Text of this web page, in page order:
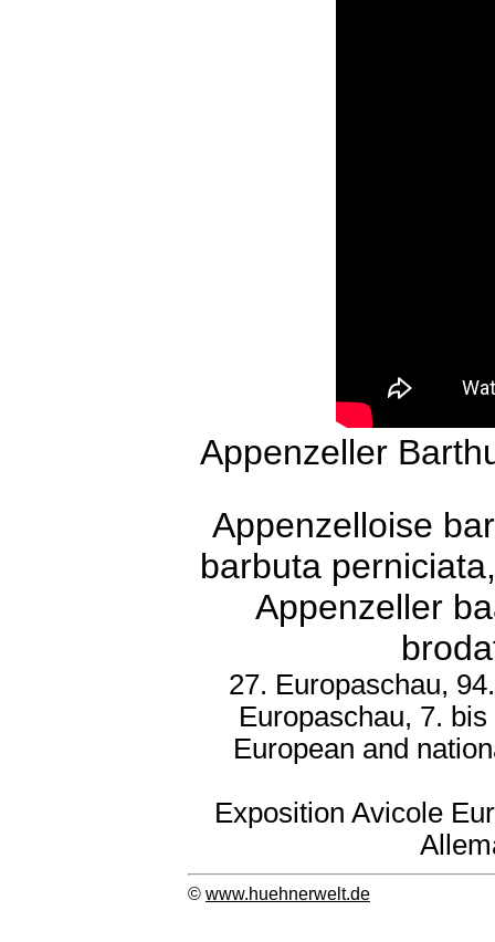
Appenzeller
Appenzelloise
barbuta
Appenzeller
27. Europaschau,
Europaschau, 7.
European and
Exposition Avicole
© www.huehnerwelt.de